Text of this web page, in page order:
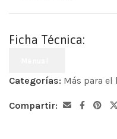
Ficha Técnica:
Categorías: Más para el
Compartir: